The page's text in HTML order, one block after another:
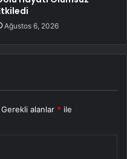
Ağustos 6, 2026
Gerekli alanlar * ile